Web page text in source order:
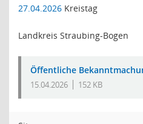
27.04.2026 Kreistag
Landkreis Straubing-Bogen
Öffentliche
15.04.2026 152 KB